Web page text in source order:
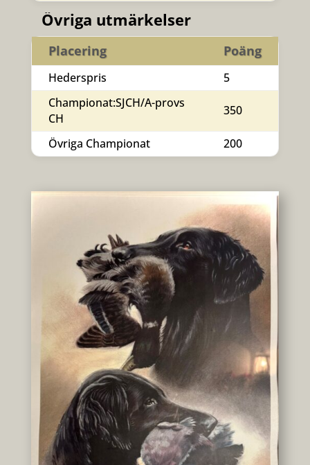
Övriga utmärkelser
Placering Poäng
Hederspris
5
Championat:SJCH/A-provs
CH
350
Övriga Championat 200